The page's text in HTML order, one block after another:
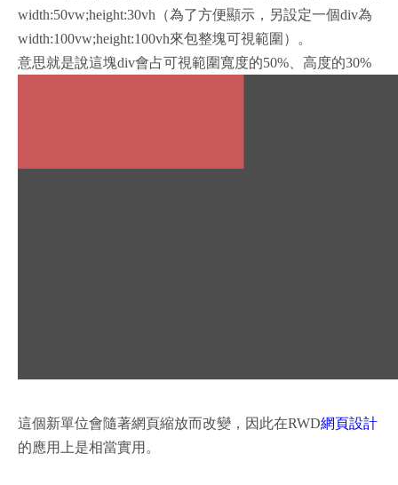
width:50vw;height:30vh（為了方便顯示，另設定一個div為
width:100vw;height:100vh來包整塊可視範圍）。
意思就是說這塊div會占可視範圍寬度的50%、高度的30%
這個新單位會隨著網頁縮放而改變，因此在RWD網頁設計
的應用上是相當實用。